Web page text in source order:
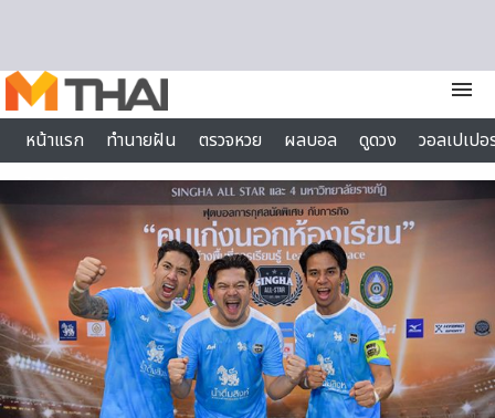
menu
หน้าแรก
ทำนายฝัน ตรวจหวย ผลบอล ดูดวง
วอลเปเป
ไลฟ์สไตล์